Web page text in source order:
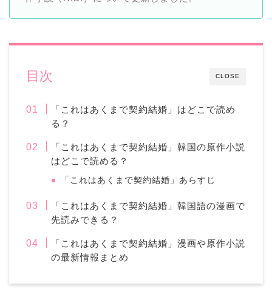
CLOSE
目次
「これはあくまで契約結婚」はどこで読め
る？
「これはあくまで契約結婚」韓国の原作小説
はどこで読める？
「これはあくまで契約結婚」あらすじ
「これはあくまで契約結婚」韓国語の漫画で
先読みできる？
「これはあくまで契約結婚」漫画や原作小説
の最新情報まとめ